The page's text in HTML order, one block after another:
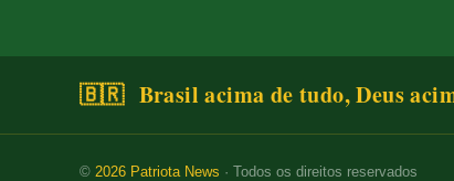
🇧🇷 Brasil acima de tudo, Deus
© 2026 Patriota News · Todos os direitos reservados